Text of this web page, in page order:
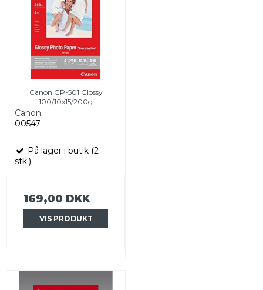
Canon GP-501 Glossy
100/10x15/200g
Canon
00547
På lager i butik (2
stk.)
169,00 DKK
VIS PRODUKT